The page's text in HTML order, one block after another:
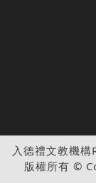
入德禮文教機
版權所有 ©